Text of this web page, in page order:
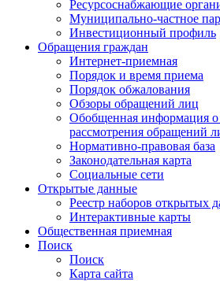
Ресурсоснабжающие
Муниципально-частное
Инвестиционный профиль
Обращения граждан
Интернет-приемная
Порядок и время приема
Порядок обжалования
Обзоры обращений лиц
Обобщенная информация о
рассмотрения обращений
Нормативно-правовая база
Законодательная карта
Социальные сети
Открытые данные
Реестр наборов открытых
Интерактивные карты
Общественная приемная
Поиск
Поиск
Карта сайта